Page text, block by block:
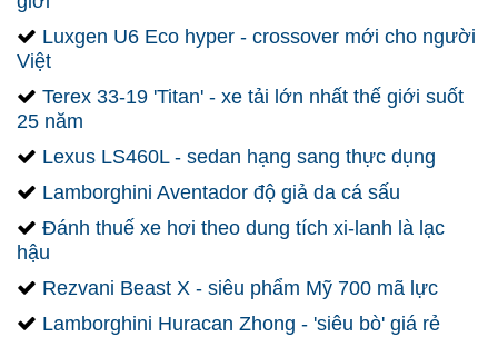
Luxgen U6 Eco hyper - crossover mới cho người
Việt
Terex 33-19 'Titan' - xe tải lớn nhất thế giới suốt
25 năm
Lexus LS460L - sedan hạng sang thực dụng
Lamborghini Aventador độ giả da cá sấu
Đánh thuế xe hơi theo dung tích xi-lanh là lạc
hậu
Rezvani Beast X - siêu phẩm Mỹ 700 mã lực
Lamborghini Huracan Zhong - 'siêu bò' giá rẻ